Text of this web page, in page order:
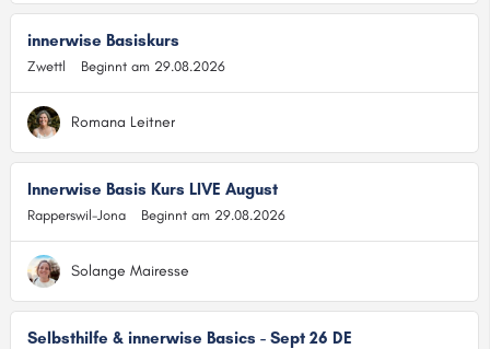
innerwise Basiskurs
Zwettl Beginnt am 29.08.2026
Romana Leitner
Innerwise Basis Kurs LIVE August
Rapperswil-Jona Beginnt am 29.08.2026
Solange Mairesse
Selbsthilfe & innerwise Basics - Sept 26 DE